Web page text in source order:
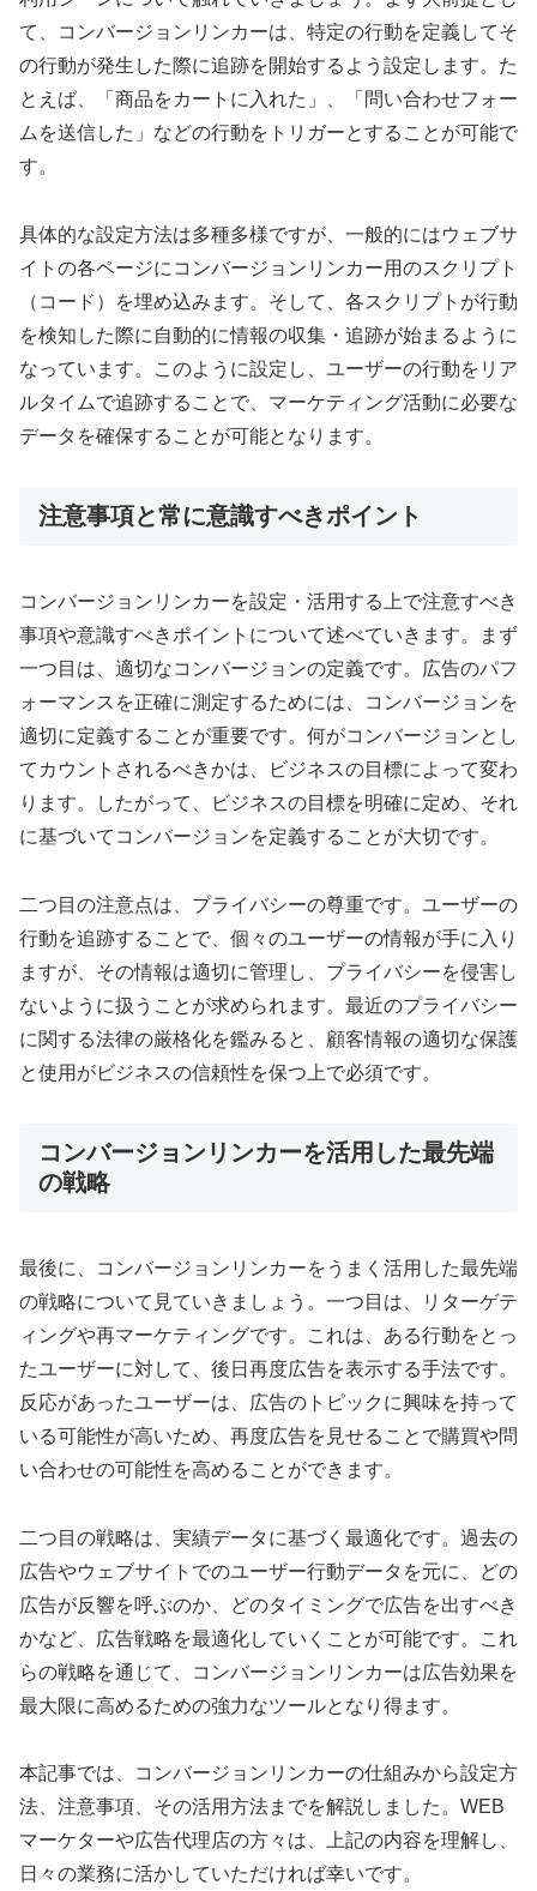
て、コンバージョンリンカーは、特定の行動を定義してそ
の行動が発生した際に追跡を開始するよう設定します。た
とえば、「商品をカートに入れた」、「問い合わせフォー
ムを送信した」などの行動をトリガーとすることが可能で
す。
具体的な設定方法は多種多様ですが、一般的にはウェブサ
イトの各ページにコンバージョンリンカー用のスクリプト
（コード）を埋め込みます。そして、各スクリプトが行動
を検知した際に自動的に情報の収集・追跡が始まるように
なっています。このように設定し、ユーザーの行動をリア
ルタイムで追跡することで、マーケティング活動に必要な
データを確保することが可能となります。
注意事項と常に意識すべきポイント
コンバージョンリンカーを設定・活用する上で注意すべき
事項や意識すべきポイントについて述べていきます。まず
一つ目は、適切なコンバージョンの定義です。広告のパフ
ォーマンスを正確に測定するためには、コンバージョンを
適切に定義することが重要です。何がコンバージョンとし
てカウントされるべきかは、ビジネスの目標によって変わ
ります。したがって、ビジネスの目標を明確に定め、それ
に基づいてコンバージョンを定義することが大切です。
二つ目の注意点は、プライバシーの尊重です。ユーザーの
行動を追跡することで、個々のユーザーの情報が手に入り
ますが、その情報は適切に管理し、プライバシーを侵害し
ないように扱うことが求められます。最近のプライバシー
に関する法律の厳格化を鑑みると、顧客情報の適切な保護
と使用がビジネスの信頼性を保つ上で必須です。
コンバージョンリンカーを活用した最先端
の戦略
最後に、コンバージョンリンカーをうまく活用した最先端
の戦略について見ていきましょう。一つ目は、リターゲテ
ィングや再マーケティングです。これは、ある行動をとっ
たユーザーに対して、後日再度広告を表示する手法です。
反応があったユーザーは、広告のトピックに興味を持って
いる可能性が高いため、再度広告を見せることで購買や問
い合わせの可能性を高めることができます。
二つ目の戦略は、実績データに基づく最適化です。過去の
広告やウェブサイトでのユーザー行動データを元に、どの
広告が反響を呼ぶのか、どのタイミングで広告を出すべき
かなど、広告戦略を最適化していくことが可能です。これ
らの戦略を通じて、コンバージョンリンカーは広告効果を
最大限に高めるための強力なツールとなり得ます。
本記事では、コンバージョンリンカーの仕組みから設定方
法、注意事項、その活用方法までを解説しました。WEB
マーケターや広告代理店の方々は、上記の内容を理解し、
日々の業務に活かしていただければ幸いです。